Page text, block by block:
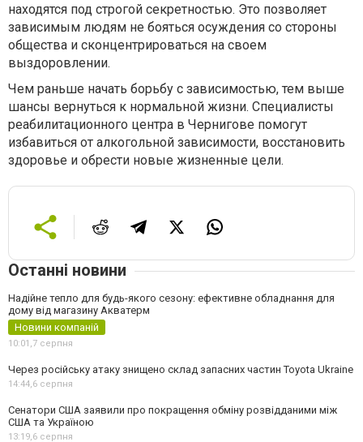
находятся под строгой секретностью. Это позволяет
зависимым людям не бояться осуждения со стороны
общества и сконцентрироваться на своем
выздоровлении.
Чем раньше начать борьбу с зависимостью, тем выше
шансы вернуться к нормальной жизни. Специалисты
реабилитационного центра в Чернигове помогут
избавиться от алкогольной зависимости, восстановить
здоровье и обрести новые жизненные цели.
Останні новини
Надійне тепло для будь-якого сезону: ефективне обладнання для
дому від магазину Акватерм
Новини компаній
10:01, 7 серпня
Через російську атаку знищено склад запасних частин Toyota Ukraine
14:44, 6 серпня
Сенатори США заявили про покращення обміну розвідданими між
США та Україною
13:19, 6 серпня